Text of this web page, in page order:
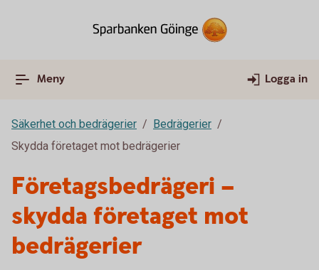
Meny Logga in
Säkerhet och bedrägerier
Bedrägerier
Skydda företaget mot bedrägerier
Företagsbedrägeri –
skydda företaget mot
bedrägerier